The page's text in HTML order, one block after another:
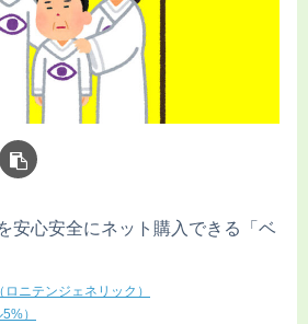
安心安全にネット購入できる「ベ
ニテンジェネリック）
）